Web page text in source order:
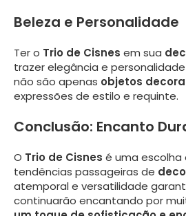
Beleza e Personalidade
Ter o Trio de Cisnes em sua
trazer elegância e
não são apenas objetos
expressões de estilo e requinte.
Conclusão: Encanto
O Trio de Cisnes é uma escolha
tendências passageiras de
atemporal e versatilidade
continuarão encantando por